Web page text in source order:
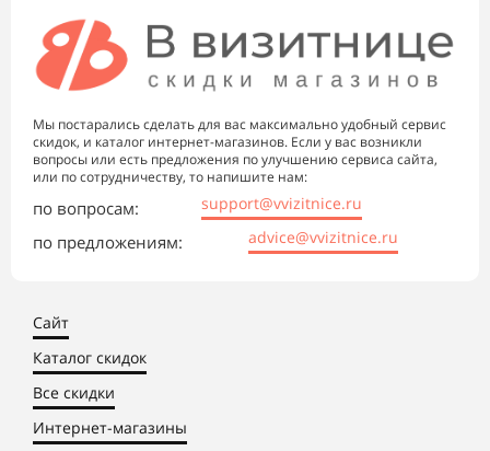
Мы постарались сделать для вас максимально удобный сервис
скидок, и каталог интернет-магазинов. Если у вас возникли
вопросы или есть предложения по улучшению сервиса сайта,
или по сотрудничеству, то напишите нам:
по вопросам: support@vvizitnice.ru
по предложениям: advice@vvizitnice.ru
Сайт
Каталог скидок
Все скидки
Интернет-магазины